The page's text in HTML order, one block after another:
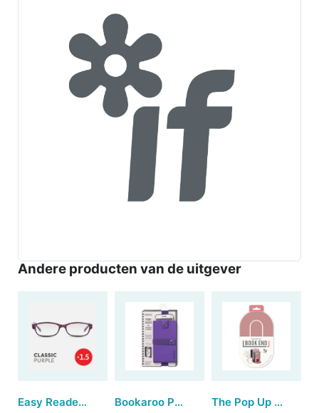
Andere producten van de uitgever
Easy Readers - Classic Purple (+1.5) Bookaroo Phone Holder - Purple The Pop Up Book End - Blush (set van 3)